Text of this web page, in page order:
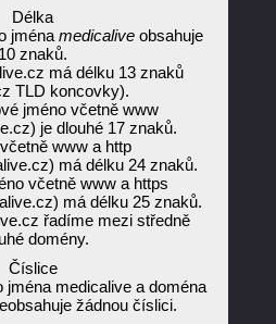
Délka
jména medicalive obsahuje
10 znaků.
má délku 13 znaků
TLD koncovky).
jméno včetně www
je dlouhé 17 znaků.
www a http
má délku 24 znaků.
včetně www a https
má délku 25 znaků.
řadíme mezi středně
domény.
Číslice
jména medicalive a doména
žádnou číslici.